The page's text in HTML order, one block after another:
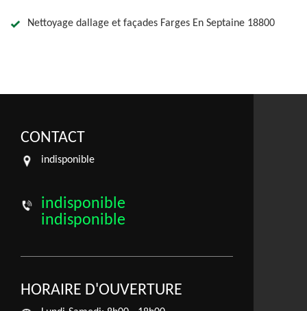
Nettoyage dallage et façades Farges En Septaine 18800
CONTACT
indisponible
indisponible
indisponible
HORAIRE D'OUVERTURE